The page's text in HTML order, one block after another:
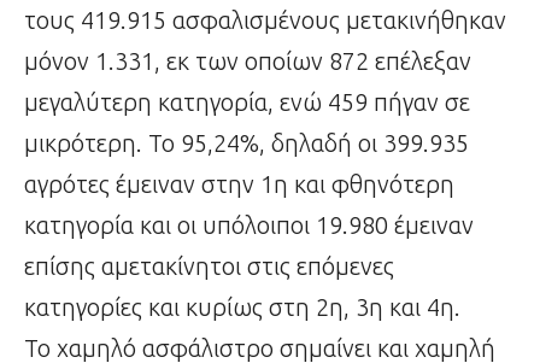
τους 419.915 ασφαλισμένους μετακινήθηκαν
μόνον 1.331, εκ των οποίων 872 επέλεξαν
μεγαλύτερη κατηγορία, ενώ 459 πήγαν σε
μικρότερη. Το 95,24%, δηλαδή οι 399.935
αγρότες έμειναν στην 1η και φθηνότερη
κατηγορία και οι υπόλοιποι 19.980 έμειναν
επίσης αμετακίνητοι στις επόμενες
κατηγορίες και κυρίως στη 2η, 3η και 4η.
Το χαμηλό ασφάλιστρο σημαίνει και χαμηλή